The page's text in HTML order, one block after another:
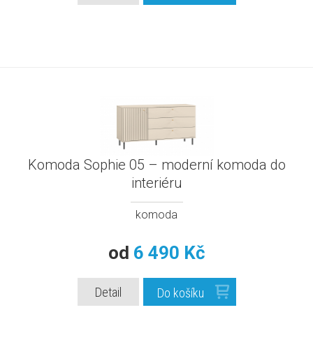
Komoda Sophie 05 – moderní komoda do
interiéru
komoda
od 6 490 Kč
Detail Do košíku